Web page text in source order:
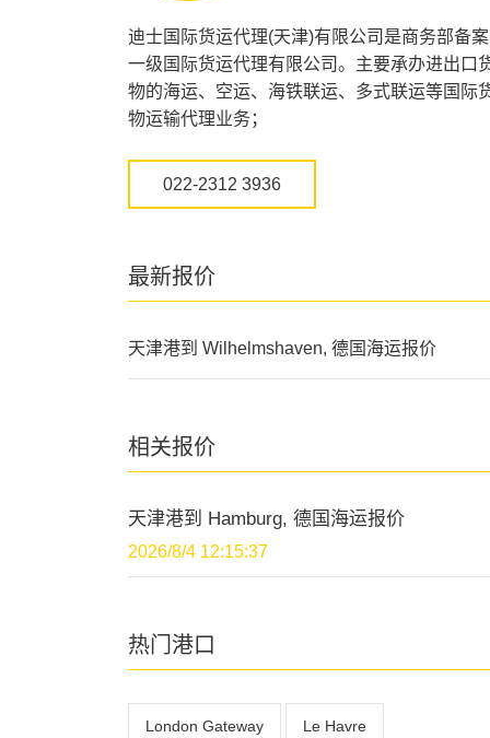
迪士国际货运代理(天津)有限公司是商务部备
一级国际货运代理有限公司。主要承办进出口
物的海运、空运、海铁联运、多式联运等国际
物运输代理业务；
022-2312 3936
最新报价
天津港到 Wilhelmshaven, 德国海运报价
相关报价
天津港到 Hamburg, 德国海运报价
2026/8/4 12:15:37
热门港口
London Gateway Le Havre